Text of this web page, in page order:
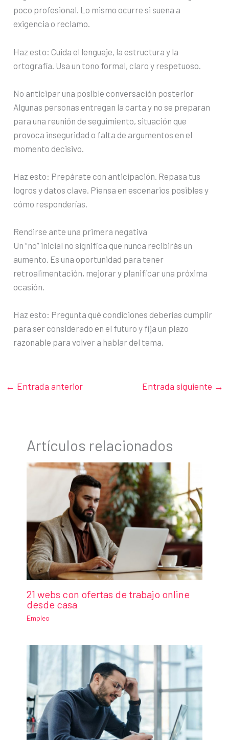
poco profesional. Lo mismo ocurre si suena a
exigencia o reclamo.
Haz esto: Cuida el lenguaje, la estructura y la
ortografía. Usa un tono formal, claro y respetuoso.
No anticipar una posible conversación posterior
Algunas personas entregan la carta y no se preparan
para una reunión de seguimiento, situación que
provoca inseguridad o falta de argumentos en el
momento decisivo.
Haz esto: Prepárate con anticipación. Repasa tus
logros y datos clave. Piensa en escenarios posibles y
cómo responderías.
Rendirse ante una primera negativa
Un “no” inicial no significa que nunca recibirás un
aumento. Es una oportunidad para tener
retroalimentación, mejorar y planificar una próxima
ocasión.
Haz esto: Pregunta qué condiciones deberías cumplir
para ser considerado en el futuro y fija un plazo
razonable para volver a hablar del tema.
← Entrada anterior Entrada siguiente →
Artículos relacionados
21 webs con ofertas de trabajo online
desde casa
Empleo